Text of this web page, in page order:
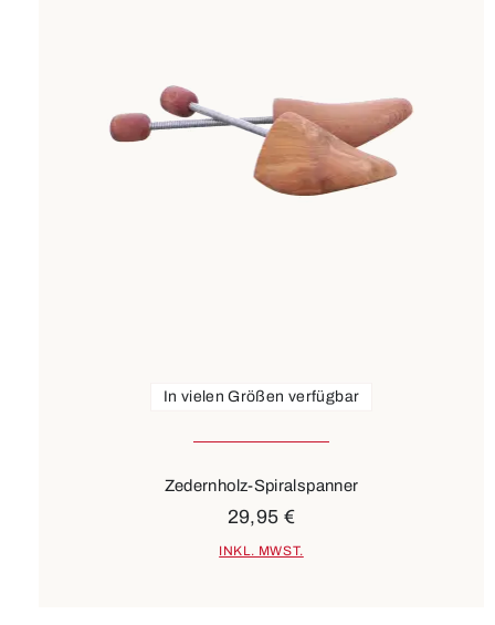
In vielen Größen verfügbar
Zedernholz-Spiralspanner
29,95 €
INKL. MWST.